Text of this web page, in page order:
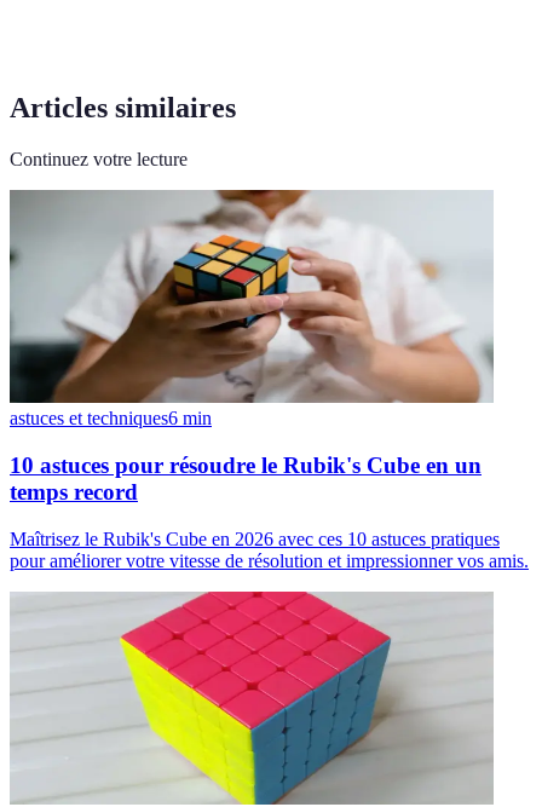
Articles similaires
Continuez votre lecture
astuces et techniques6 min
10 astuces pour résoudre le Rubik's Cube en un
temps record
Maîtrisez le Rubik's Cube en 2026 avec ces 10 astuces pratiques
pour améliorer votre vitesse de résolution et impressionner vos amis.